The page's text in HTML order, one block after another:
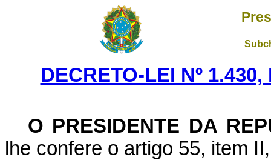
DECRETO-LEI Nº
O PRESIDENTE DA
lhe confere o artigo 55, item